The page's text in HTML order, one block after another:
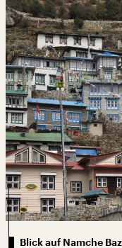
Blick auf Namche